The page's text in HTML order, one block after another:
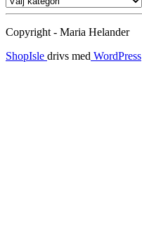
Copyright - Maria Helander
ShopIsle drivs med WordPress